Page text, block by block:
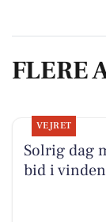
FLERE
VEJRET
Solrig dag
bid i vinden